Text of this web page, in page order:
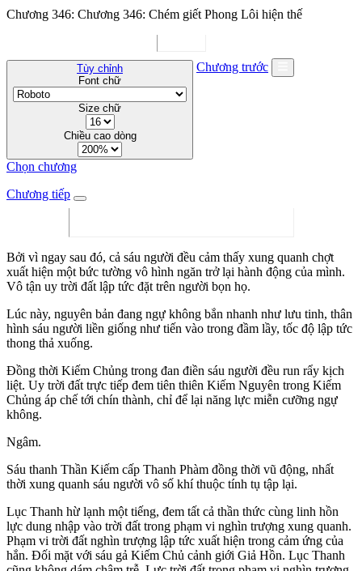
Chương 346: Chương 346: Chém giết Phong Lôi hiện thế
Tùy chỉnh
Font chữ
Size chữ
Chiều cao dòng
Chương trước
Chọn chương
Chương tiếp
Bởi vì ngay sau đó, cả sáu người đều cảm thấy xung quanh chợt
xuất hiện một bức tường vô hình ngăn trở lại hành động của mình.
Vô tận uy trời đất lập tức đặt trên người bọn họ.
Lúc này, nguyên bản đang ngự không bắn nhanh như lưu tinh, thân
hình sáu người liền giống như tiến vào trong đầm lầy, tốc độ lập tức
thong thả xuống.
Đồng thời Kiếm Chủng trong đan điền sáu người đều run rẩy kịch
liệt. Uy trời đất trực tiếp đem tiên thiên Kiếm Nguyên trong Kiếm
Chủng áp chế tới chín thành, chỉ để lại năng lực miễn cưỡng ngự
không.
Ngâm.
Sáu thanh Thần Kiếm cấp Thanh Phàm đồng thời vũ động, nhất
thời xung quanh sáu người vô số khí thuộc tính tụ tập lại.
Lục Thanh hừ lạnh một tiếng, đem tất cả thần thức cùng linh hồn
lực dung nhập vào trời đất trong phạm vi nghìn trượng xung quanh.
Phạm vi trời đất nghìn trượng lập tức xuất hiện trong cảm ứng của
hắn. Đối mặt với sáu gả Kiếm Chủ cảnh giới Giả Hồn. Lục Thanh